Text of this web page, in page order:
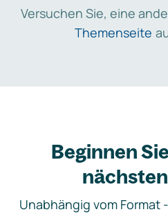
Versuchen Sie, eine
Themenseite
Beginnen
Unabhängig vom Format